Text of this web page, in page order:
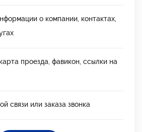
о компании, контактах,
проезда, фавикон, ссылки на
связи или заказа звонка